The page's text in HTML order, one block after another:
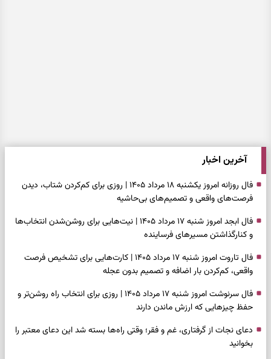
آخرین اخبار
فال روزانه امروز یکشنبه ۱۸ مرداد ۱۴۰۵ | روزی برای کم‌کردن شتاب، دیدن
فرصت‌های واقعی و تصمیم‌های بی‌حاشیه
فال ابجد امروز شنبه ۱۷ مرداد ۱۴۰۵ | نیت‌هایی برای روشن‌شدن انتخاب‌ها
و کنارگذاشتن مسیرهای فرساینده
فال تاروت امروز شنبه ۱۷ مرداد ۱۴۰۵ | کارت‌هایی برای تشخیص فرصت
واقعی، کم‌کردن بار اضافه و تصمیم بدون عجله
فال سرنوشت امروز شنبه ۱۷ مرداد ۱۴۰۵ | روزی برای انتخاب راه روشن‌تر و
حفظ چیزهایی که ارزش ماندن دارند
دعای نجات از گرفتاری، غم و فقر؛ وقتی راه‌ها بسته شد این دعای معتبر را
بخوانید